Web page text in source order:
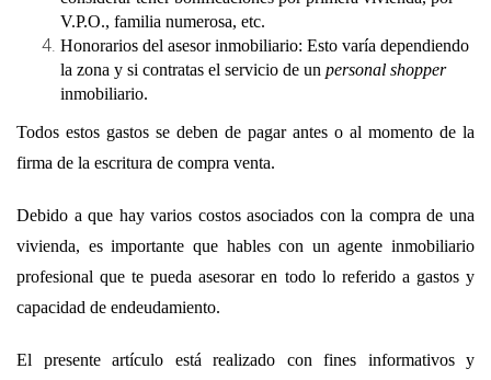
V.P.O., familia numerosa, etc.
Honorarios del asesor inmobiliario: Esto varía dependiendo
la zona y si contratas el servicio de un personal shopper
inmobiliario.
Todos estos gastos se deben de pagar antes o al momento de la
firma de la escritura de compra venta.
Debido a que hay varios costos asociados con la compra de una
vivienda, es importante que hables con un agente inmobiliario
profesional que te pueda asesorar en todo lo referido a gastos y
capacidad de endeudamiento.
El presente artículo está realizado con fines informativos y